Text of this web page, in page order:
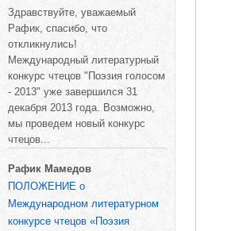
Здравствуйте, уважаемый
Рафик, спасибо, что
откликнулись!
Международный литературный
конкурс чтецов "Поэзия голосом
- 2013" уже завершился 31
декабря 2013 года. Возможно,
мы проведем новый конкурс
чтецов...
Рафик Мамедов
ПОЛОЖЕНИЕ о
Международном литературном
конкурсе чтецов «Поэзия